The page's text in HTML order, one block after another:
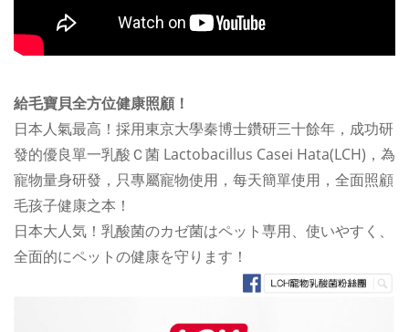
給毛寶貝全方位健康照顧！
日本人氣最高！採用東京大學秦博士鑽研三十餘年，成功研
發的優良單一乳酸Ｃ菌 Lactobacillus Casei Hata(LCH)，為
寵物量身研發，只專屬寵物使用，每天簡單使用，全面照顧
毛孩子健康之本！
日本大人気！乳酸菌のカゼ菌はペット専用、使いやすく、
全面的にペットの健康を守ります！